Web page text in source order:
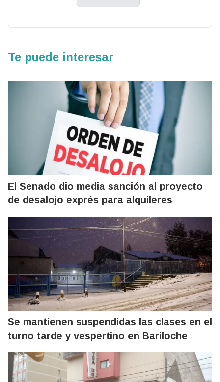
Te puede interesar
El Senado dio media sanción al proyecto
de desalojo exprés para alquileres
Se mantienen suspendidas las clases en el
turno tarde y vespertino en Bariloche